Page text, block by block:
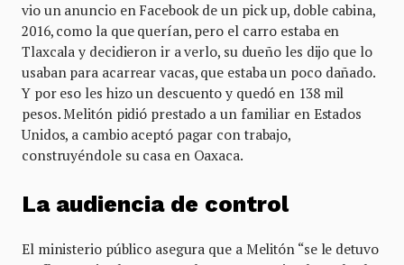
vio un anuncio en Facebook de un pick up, doble cabina,
2016, como la que querían, pero el carro estaba en
Tlaxcala y decidieron ir a verlo, su dueño les dijo que lo
usaban para acarrear vacas, que estaba un poco dañado.
Y por eso les hizo un descuento y quedó en 138 mil
pesos. Melitón pidió prestado a un familiar en Estados
Unidos, a cambio aceptó pagar con trabajo,
construyéndole su casa en Oaxaca.
La audiencia de control
El ministerio público asegura que a Melitón “se le detuvo